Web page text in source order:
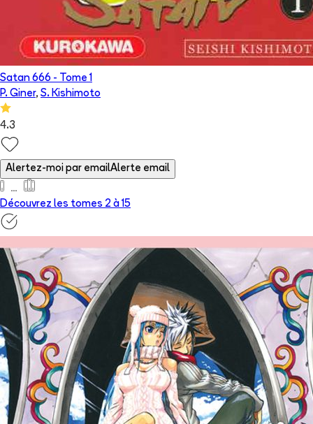
Satan 666 - Tome 1
P. Giner, S. Kishimoto
4.3
Alertez-moi par emailAlerte email
Découvrez les tomes 2 à 15